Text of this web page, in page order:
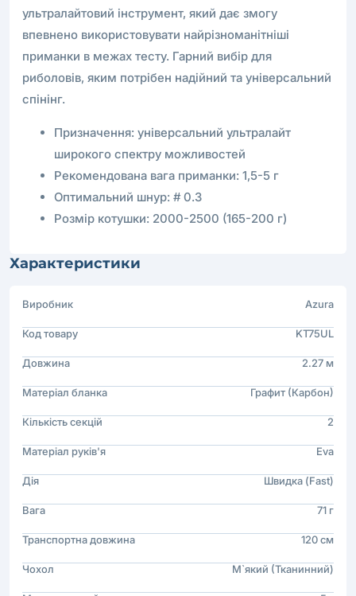
ультралайтовий інструмент, який дає змогу
впевнено використовувати найрізноманітніші
приманки в межах тесту. Гарний вибір для
риболовів, яким потрібен надійний та універсальний
спінінг.
Призначення: універсальний ультралайт
широкого спектру можливостей
Рекомендована вага приманки: 1,5-5 г
Оптимальний шнур: # 0.3
Розмір котушки: 2000-2500 (165-200 г)
Характеристики
Виробник Azura
Код товару KT75UL
Довжина 2.27 м
Матеріал бланка Графит (Карбон)
Кількість секцій 2
Матеріал руків'я Eva
Дія Швидка (Fast)
Вага 71 г
Транспортна довжина 120 см
Чохол М`який (Тканинний)